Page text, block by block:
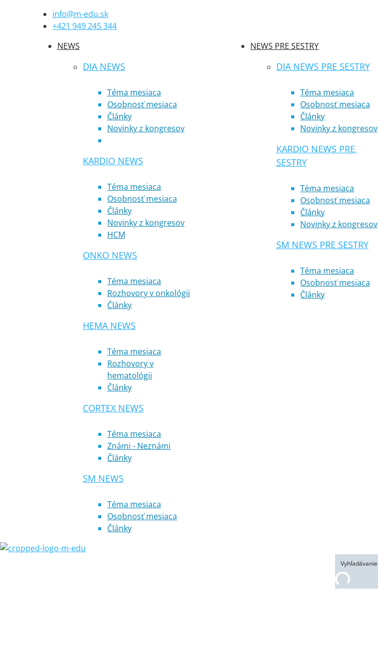
info@m-edu.sk
+421 949 245 344
NEWS
DIA NEWS
Téma mesiaca
Osobnosť mesiaca
Články
Novinky z kongresov
KARDIO NEWS
Téma mesiaca
Osobnosť mesiaca
Články
Novinky z kongresov
HCM
ONKO NEWS
Téma mesiaca
Rozhovory v onkológii
Články
HEMA NEWS
Téma mesiaca
Rozhovory v
hematológii
Články
CORTEX NEWS
Téma mesiaca
Známi - Neznámi
Články
SM NEWS
Téma mesiaca
Osobnosť mesiaca
Články
NEWS PRE SESTRY
DIA NEWS PRE SESTRY
Téma mesiaca
Osobnosť mesiaca
Články
Novinky z kongresov
KARDIO NEWS PRE
SESTRY
Téma mesiaca
Osobnosť mesiaca
Články
Novinky z kongresov
SM NEWS PRE SESTRY
Téma mesiaca
Osobnosť mesiaca
Články